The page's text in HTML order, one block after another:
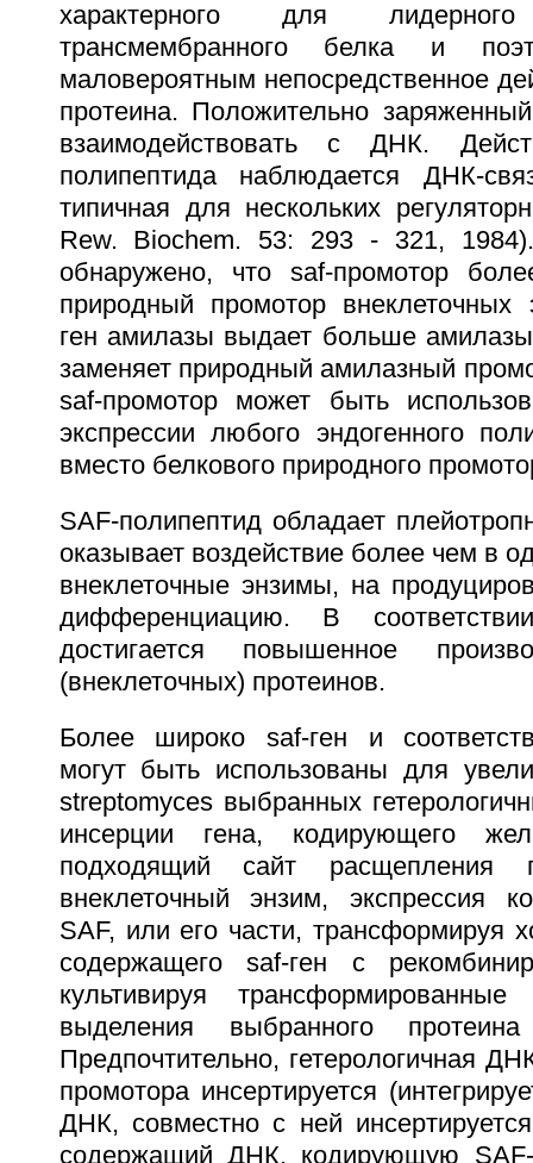
характерного для
трансмембранного белка и
маловероятным непосредственное
протеина. Положительно
взаимодействовать с ДНК.
полипептида наблюдается ДНК-
типичная для нескольких
Rew. Biochem. 53: 293 - 321,
обнаружено, что saf-промотор
природный промотор внеклеточных
ген амилазы выдает больше
заменяет природный амилазный
saf-промотор может быть
экспрессии любого эндогенного
вместо белкового природного
SAF-полипептид обладает
оказывает воздействие более чем в
внеклеточные энзимы, на
дифференциацию. В
достигается повышенное
(внеклеточных) протеинов.
Более широко saf-ген и
могут быть использованы для
streptomyces выбранных
инсерции гена, кодирующего
подходящий сайт расщепления
внеклеточный энзим, экспрессия
SAF, или его части, трансформируя
содержащего saf-ген с
культивируя
выделения выбранного
Предпочтительно, гетерологичная
промотора инсертируется
ДНК, совместно с ней
содержащий ДНК, кодирующую SAF-